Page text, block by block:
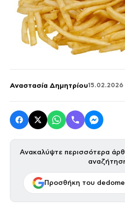
Αναστασία Δημητρίου15.02.2026
Ανακαλύψτε περισσότερα
Προσθήκη του